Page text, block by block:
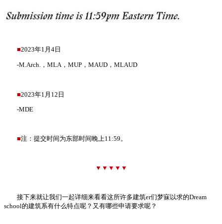
■2023年1月4日
-M.Arch.，MLA，MUP，MAUD，MLAUD
■2023年1月12日
-MDE
■注：提交时间为东部时间晚上11:59。
▼▼▼▼▼
接下来就让我们一起详细来看看这所许多建筑er们梦寐以求的Dream
school的建筑系有什么特点呢？又有哪些申请要求呢？